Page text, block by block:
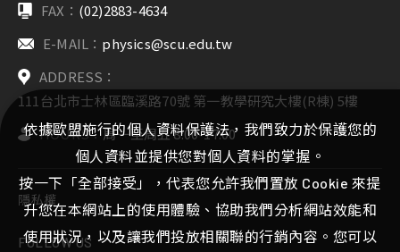
FAX： (02)2883-4634
E-MAIL： physics@scu.edu.tw
ADDRESS：
111台北市士林區臨溪路70號 第一教學研究大樓(R棟) 5樓
HOURS：周一至周五 8:00-17:00
隱私權
FOLLOW US
依據歐盟施行的個人資料保護法，我們致力於保護您的
個人資料並提供您對個人資料的掌握。
按一下「全部接受」，代表您允許我們置放 Cookie 來提
升您在本網站上的使用體驗、協助我們分析網站效能和
使用狀況，以及讓我們投放相關聯的行銷內容。您可以